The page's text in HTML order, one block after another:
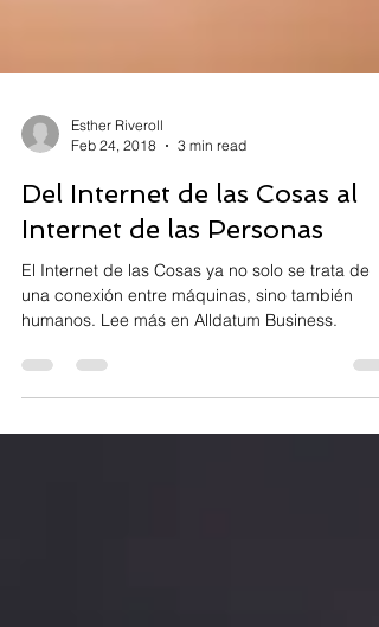
Feb 24, 2018
3 min read
Del Internet de las Cosas al
Internet de las Personas
El Internet de las Cosas ya no solo se trata de
humanos. Lee más en Alldatum Business.